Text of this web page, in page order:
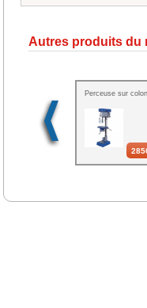
Autres produits du
Perceuse sur